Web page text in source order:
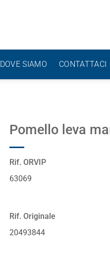
DOVE SIAMO CONTATTACI
Pomello leva
Rif. ORVIP
63069
Rif. Originale
20493844